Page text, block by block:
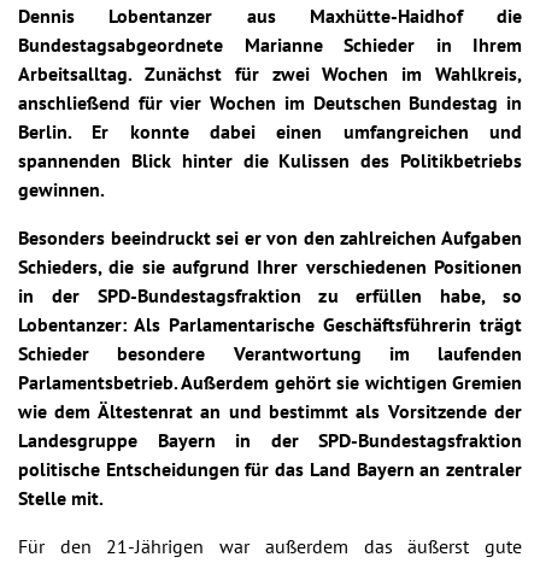
Dennis Lobentanzer aus Maxhütte-Haidhof die
Bundestagsabgeordnete Marianne Schieder in Ihrem
Arbeitsalltag. Zunächst für zwei Wochen im Wahlkreis,
anschließend für vier Wochen im Deutschen Bundestag in
Berlin. Er konnte dabei einen umfangreichen und
spannenden Blick hinter die Kulissen des Politikbetriebs
gewinnen.
Besonders beeindruckt sei er von den zahlreichen Aufgaben
Schieders, die sie aufgrund Ihrer verschiedenen Positionen
in der SPD-Bundestagsfraktion zu erfüllen habe, so
Lobentanzer: Als Parlamentarische Geschäftsführerin trägt
Schieder besondere Verantwortung im laufenden
Parlamentsbetrieb. Außerdem gehört sie wichtigen Gremien
wie dem Ältestenrat an und bestimmt als Vorsitzende der
Landesgruppe Bayern in der SPD-Bundestagsfraktion
politische Entscheidungen für das Land Bayern an zentraler
Stelle mit.
Für den 21-Jährigen war außerdem das äußerst gute